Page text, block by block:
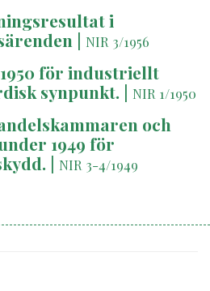
i
| NIR 3/1956
för industriellt
synpunkt. | NIR 1/1950
och
1949 för
| NIR 3-4/1949